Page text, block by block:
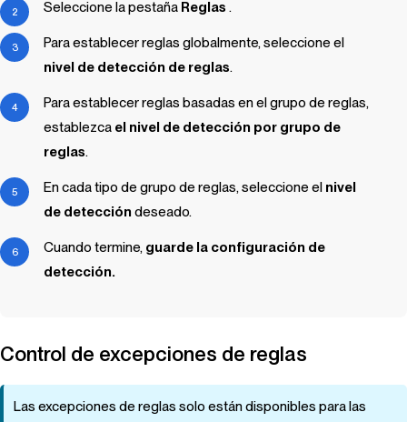
Seleccione la pestaña Reglas .
Para establecer reglas globalmente, seleccione el
nivel de detección de reglas.
Para establecer reglas basadas en el grupo de reglas,
establezca el nivel de detección por grupo de
reglas.
En cada tipo de grupo de reglas, seleccione el nivel
de deteccióndeseado.
Cuando termine, guarde la configuración de
detección.
Control de excepciones de reglas
Las excepciones de reglas solo están disponibles para las